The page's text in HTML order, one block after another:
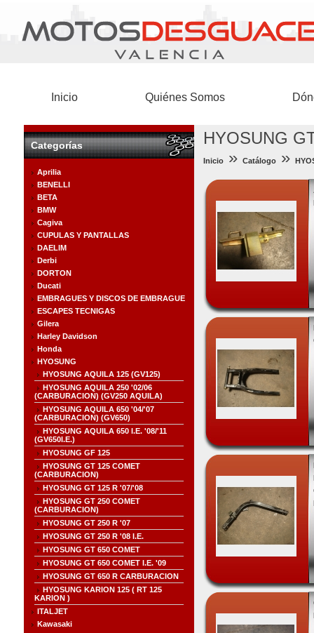
Inicio Quiénes Somos
Categorías
Aprilia
BENELLI
BETA
BMW
Cagiva
CUPULAS Y PANTALLAS
DAELIM
Derbi
DORTON
Ducati
EMBRAGUES Y DISCOS DE EMBRAGUE
ESCAPES TECNIGAS
Gilera
Harley Davidson
Honda
HYOSUNG
HYOSUNG AQUILA 125 (GV125)
HYOSUNG AQUILA 250 '02/06
(CARBURACION) (GV250 AQUILA)
HYOSUNG AQUILA 650 '04/'07
(CARBURACION) (GV650)
HYOSUNG AQUILA 650 I.E. '08/'11
(GV650I.E.)
HYOSUNG GF 125
HYOSUNG GT 125 COMET
(CARBURACION)
HYOSUNG GT 125 R '07/'08
HYOSUNG GT 250 COMET
(CARBURACION)
HYOSUNG GT 250 R '07
HYOSUNG GT 250 R '08 I.E.
HYOSUNG GT 650 COMET
HYOSUNG GT 650 COMET I.E. '09
HYOSUNG GT 650 R CARBURACION
HYOSUNG KARION 125 ( RT 125
KARION )
ITALJET
Kawasaki
HYOSUNG
Inicio » Catálogo »